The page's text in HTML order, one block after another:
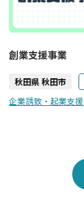
創業支援事業
秋田県 秋田市
企業誘致・起業支援